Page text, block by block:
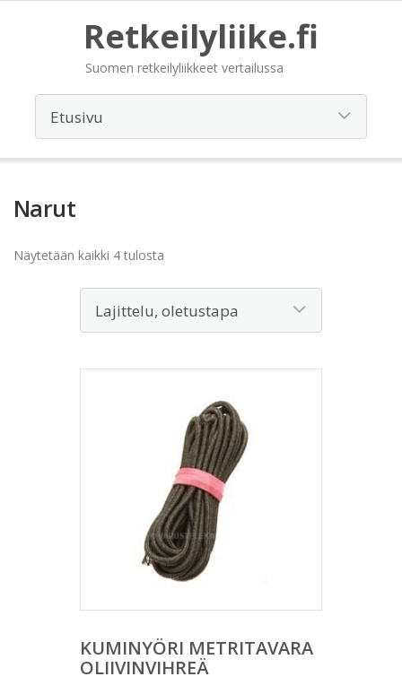
Retkeilyliike.fi
Suomen retkeilyliikkeet vertailussa
Narut
Näytetään kaikki 4 tulosta
KUMINYÖRI METRITAVARA
OLIIVINVIHREÄ